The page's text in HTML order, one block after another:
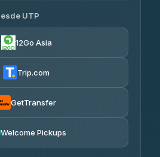
฿1,875-฿3,381
UTP
12Go Asia
Trip.com
GetTransfer
Welcome Pickups